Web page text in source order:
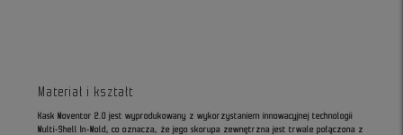
Materiał i kształt
Kask Moventor 2.0 jest wyprodukowany z wykorzystaniem innowacyjnej technologii
Multi-Shell In-Mold, co oznacza, że jego skorupa zewnętrzna jest trwale połączona z